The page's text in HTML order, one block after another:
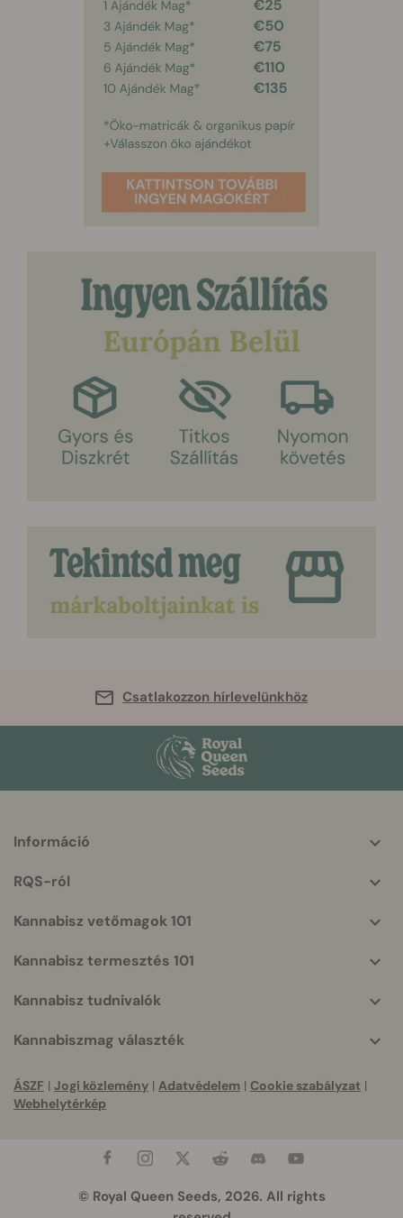
Csatlakozzon hírlevelünkhöz
info
Információ
RQS-ról
Kannabisz vetőmagok 101
Kannabisz termesztés 101
Kannabisz tudnivalók
Kannabiszmag választék
ÁSZF | Jogi közlemény | Adatvédelem | Cookie szabályzat |
Webhelytérkép
© Royal Queen Seeds, 2026. All rights